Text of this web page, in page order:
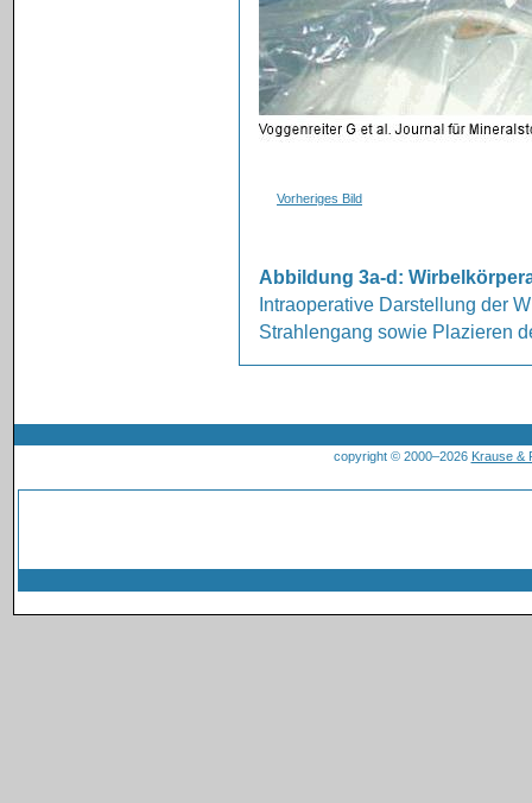
Vorheriges Bild
Abbildung 3a-d:
Intraoperative Darstellung der
Strahlengang sowie Plazieren
copyright © 2000–2026 Krause &